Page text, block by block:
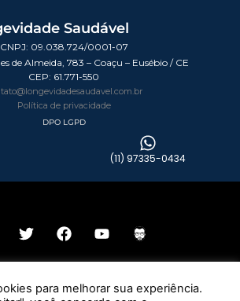
Saudável
CNPJ: 09.038.724/0001-07
de Almeida, 783 – Coaçu – Eusébio / CE
CEP: 61.771-550
Política de privacidade
DPO LGPD
(11) 97335-0434
para melhorar sua experiência.